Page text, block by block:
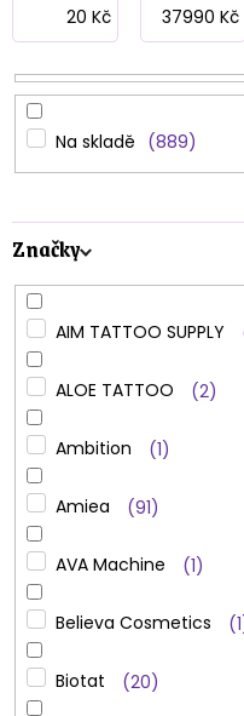
r
o
d
u
k
t
ů
20 Kč 37990 Kč
Na skladě 889
Značky
AIM TATTOO SUPPLY
ALOE TATTOO 2
Ambition 1
Amiea 91
AVA Machine 1
Believa Cosmetics 1
Biotat 20